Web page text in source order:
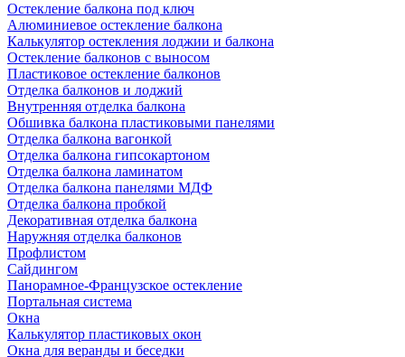
Остекление балкона под ключ
Алюминиевое остекление балкона
Калькулятор остекления лоджии и балкона
Остекление балконов с выносом
Пластиковое остекление балконов
Отделка балконов и лоджий
Внутренняя отделка балкона
Обшивка балкона пластиковыми панелями
Отделка балкона вагонкой
Отделка балкона гипсокартоном
Отделка балкона ламинатом
Отделка балкона панелями МДФ
Отделка балкона пробкой
Декоративная отделка балкона
Наружняя отделка балконов
Профлистом
Сайдингом
Панорамное-Французское остекление
Портальная система
Окна
Калькулятор пластиковых окон
Окна для веранды и беседки